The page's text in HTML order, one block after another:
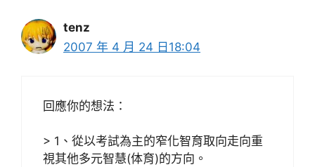
tenz
2007 年 4 月 24 日18:04
回應你的想法：
> 1、從以考試為主的窄化智育取向走向重
視其他多元智慧(体育)的方向。